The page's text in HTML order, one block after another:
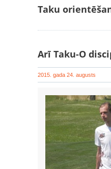
Taku
Arī Taku-O
2015. gada 24. augusts